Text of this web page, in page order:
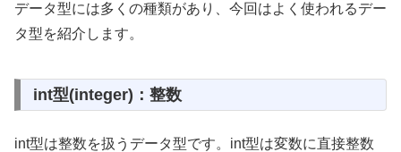
データ型には多くの種類があり、今回はよく使われるデー
タ型を紹介します。
int型(integer)：整数
int型は整数を扱うデータ型です。int型は変数に直接整数